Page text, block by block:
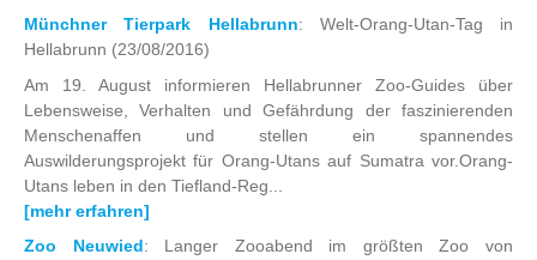
Münchner Tierpark Hellabrunn: Welt-Orang-Utan-Tag in
Hellabrunn (23/08/2016)
Am 19. August informieren Hellabrunner Zoo-Guides über
Lebensweise, Verhalten und Gefährdung der faszinierenden
Menschenaffen und stellen ein spannendes
Auswilderungsprojekt für Orang-Utans auf Sumatra vor.Orang-
Utans leben in den Tiefland-Reg...
[mehr erfahren]
Zoo Neuwied: Langer Zooabend im größten Zoo von